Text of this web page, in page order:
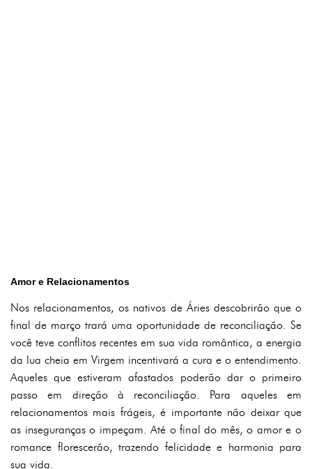
Amor e Relacionamentos
Nos relacionamentos, os nativos de Áries descobrirão que o
final de março trará uma oportunidade de reconciliação. Se
você teve conflitos recentes em sua vida romântica, a energia
da lua cheia em Virgem incentivará a cura e o entendimento.
Aqueles que estiveram afastados poderão dar o primeiro
passo em direção à reconciliação. Para aqueles em
relacionamentos mais frágeis, é importante não deixar que
as inseguranças o impeçam. Até o final do mês, o amor e o
romance florescerão, trazendo felicidade e harmonia para
sua vida.